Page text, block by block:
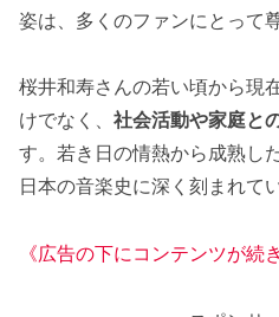
姿は、多くのファンにとって
桜井和寿さんの若い頃から現
けでなく、 社会活動や家庭と
す。若き日の情熱から成熟し
日本の音楽史に深く刻まれて
《広告の下にコンテンツが続